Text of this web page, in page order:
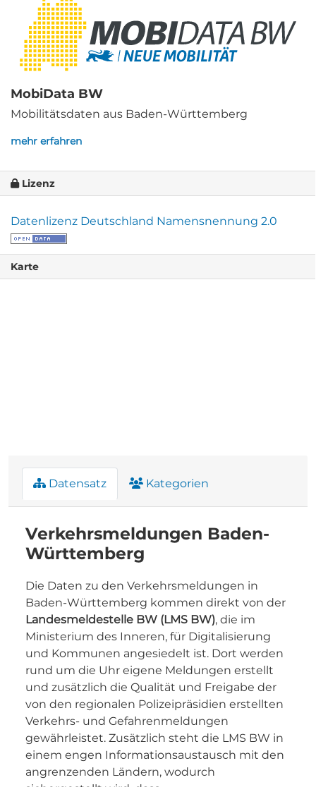
MobiData BW
Mobilitätsdaten aus Baden-Württemberg
mehr erfahren
Lizenz
Datenlizenz Deutschland Namensnennung 2.0
Karte
Datensatz Kategorien
Verkehrsmeldungen Baden-
Württemberg
Die Daten zu den Verkehrsmeldungen in
Baden-Württemberg kommen direkt von der
Landesmeldestelle BW (LMS BW), die im
Ministerium des Inneren, für Digitalisierung
und Kommunen angesiedelt ist. Dort werden
rund um die Uhr eigene Meldungen erstellt
und zusätzlich die Qualität und Freigabe der
von den regionalen Polizeipräsidien erstellten
Verkehrs- und Gefahrenmeldungen
gewährleistet. Zusätzlich steht die LMS BW in
einem engen Informationsaustausch mit den
angrenzenden Ländern, wodurch